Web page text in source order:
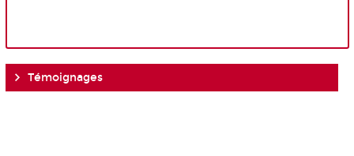
Témoignages